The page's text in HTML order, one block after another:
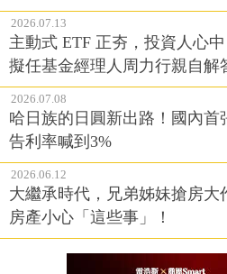
2026.07.13
主動式 ETF 正夯，投資人心
擬任基金經理人周力行親自解
2026.07.08
哈日族的日圓新出路！國內首
告利率喊到3%
2026.06.12
大繼承時代，兄弟姊妹搶房大
房產小心「這些事」！